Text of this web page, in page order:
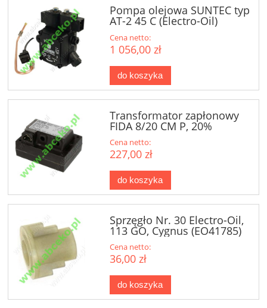
Pompa olejowa SUNTEC typ
AT-2 45 C (Electro-Oil)
Cena netto:
1 056,00 zł
do koszyka
Transformator zapłonowy
FIDA 8/20 CM P, 20%
Cena netto:
227,00 zł
do koszyka
Sprzęgło Nr. 30 Electro-Oil,
113 GO, Cygnus (EO41785)
Cena netto:
36,00 zł
do koszyka